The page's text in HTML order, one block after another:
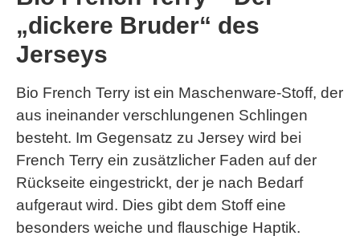
„dickere Bruder“ des
Jerseys
Bio French Terry ist ein Maschenware-Stoff, der
aus ineinander verschlungenen Schlingen
besteht. Im Gegensatz zu Jersey wird bei
French Terry ein zusätzlicher Faden auf der
Rückseite eingestrickt, der je nach Bedarf
aufgeraut wird. Dies gibt dem Stoff eine
besonders weiche und flauschige Haptik.